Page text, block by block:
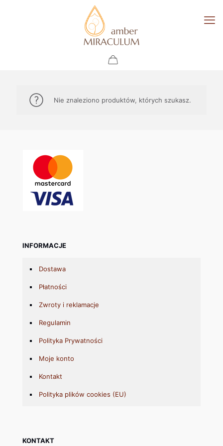
Nie znaleziono produktów, których szukasz.
INFORMACJE
Dostawa
Płatności
Zwroty i reklamacje
Regulamin
Polityka Prywatności
Moje konto
Kontakt
Polityka plików cookies (EU)
KONTAKT